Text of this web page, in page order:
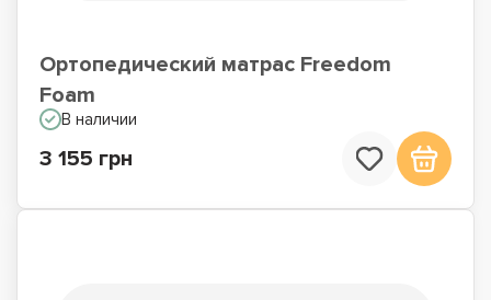
Ортопедический матрас Freedom
Foam
В наличии
3 155 грн